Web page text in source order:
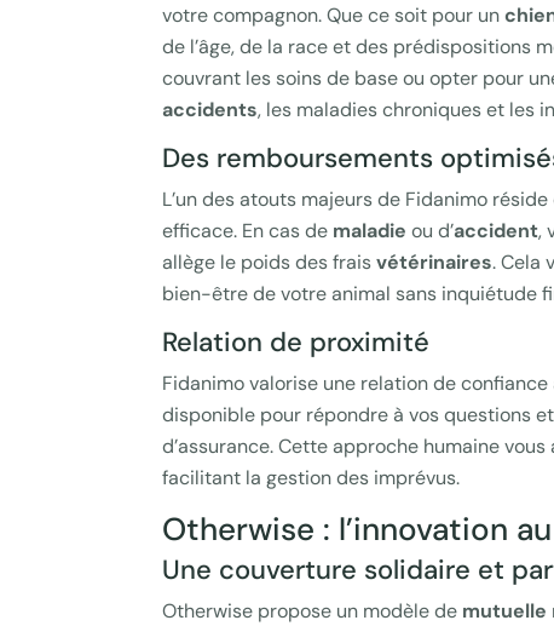
votre compagnon. Que ce soit pour un
de l’âge, de la race et des prédispositions
couvrant les soins de base ou opter pour
accidents, les maladies chroniques et les
Des remboursements
L’un des atouts majeurs de Fidanimo
efficace. En cas de maladie ou d’accident,
allège le poids des fraisvétérinaires. Cela
bien-être de votre animal sans inquiétude
Relation de proximité
Fidanimo valorise une relation de
disponible pour répondre à vos questions
d’assurance. Cette approche humaine
facilitant la gestion des imprévus.
Otherwise : l’innovation
Une couverture solidaire et
Otherwise propose un modèle de mutuelle